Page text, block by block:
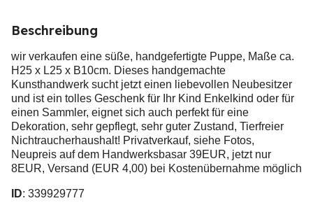
Beschreibung
wir verkaufen eine süße, handgefertigte Puppe, Maße ca.
H25 x L25 x B10cm. Dieses handgemachte
Kunsthandwerk sucht jetzt einen liebevollen Neubesitzer
und ist ein tolles Geschenk für Ihr Kind Enkelkind oder für
einen Sammler, eignet sich auch perfekt für eine
Dekoration, sehr gepflegt, sehr guter Zustand, Tierfreier
Nichtraucherhaushalt! Privatverkauf, siehe Fotos,
Neupreis auf dem Handwerksbasar 39EUR, jetzt nur
8EUR, Versand (EUR 4,00) bei Kostenübernahme möglich
ID: 339929777